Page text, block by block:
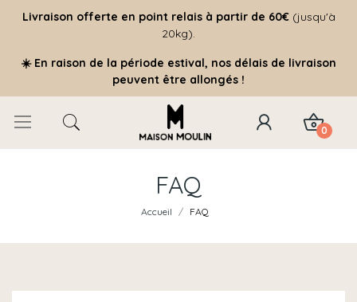
Livraison offerte en point relais à partir de 60€(jusqu'à
20kg).
☀️ En raison de la période estival, nos délais de livraison
peuvent être allongés !
0
FAQ
Accueil FAQ